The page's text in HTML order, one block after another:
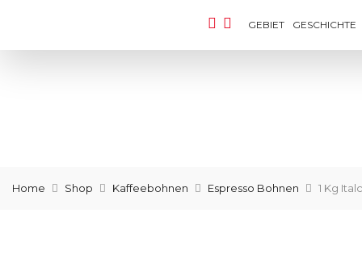
GEBIET GESCHICHTE
Home Shop Kaffeebohnen Espresso Bohnen 1 Kg